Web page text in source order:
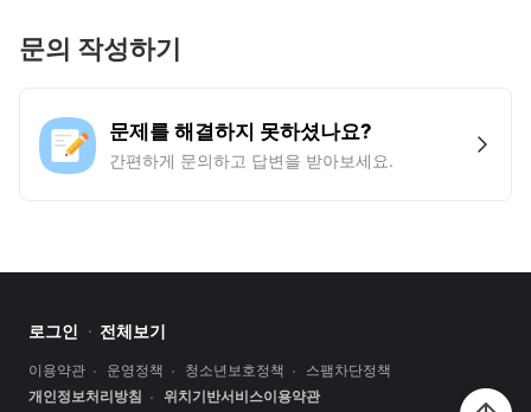
문의 작성하기
문제를 해결하지 못하셨나요?
간편하게 문의하고 답변을 받아보세요.
로그인 전체보기
이용약관 운영정책 청소년보호정책
스팸차단정책
개인정보처리방침
위치기반서비스이용약관